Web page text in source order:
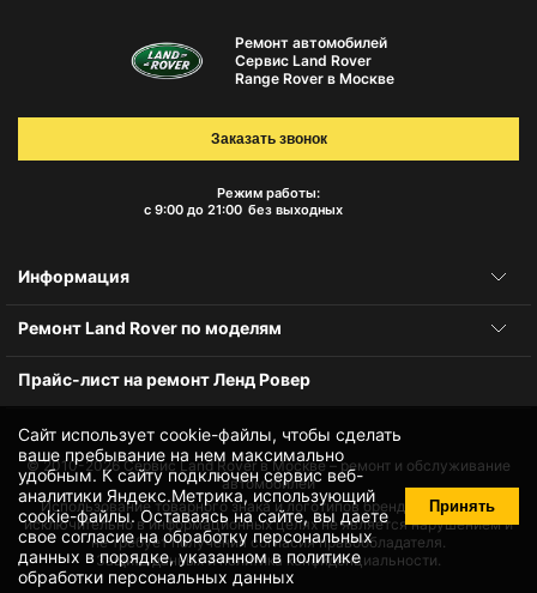
Сайт использует cookie-файлы, чтобы сделать
ваше пребывание на нем максимально
удобным. К cайту подключен сервис веб-
аналитики Яндекс.Метрика, использующий
cookie-файлы. Оставаясь на сайте, вы даете
своесогласие на обработку персональных
данных в порядке, указанном в политике
обработки персональных данных
Принять
Ремонт автомобилей
Сервис Land Rover
Range Rover в Москве
Режим работы:
с 9:00 до 21:00 без выходных
Заказать звонок
Информация
Ремонт Land Rover по моделям
Прайс-лист на ремонт Ленд Ровер
© 2010-2026Сервис Land Rover в Москве – ремонт и обслуживание
автомобилей
Использование товарного знака и логотипов бренда происходит
исключительно в информационных целях не является нарушением и
не требует получения согласия правообладателя.
Защита данных и политика конфиденциальности.